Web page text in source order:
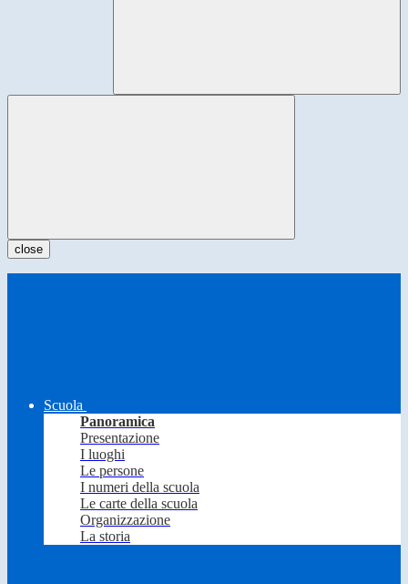
close
Scuola
Panoramica
Presentazione
I luoghi
Le persone
I numeri della scuola
Le carte della scuola
Organizzazione
La storia